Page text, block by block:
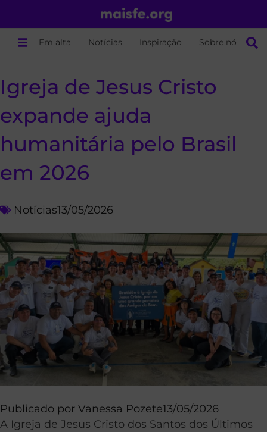
Em alta Notícias Inspiração Sobre nós
Igreja de Jesus Cristo
expande ajuda
humanitária pelo Brasil
em 2026
Notícias13/05/2026
Publicado por Vanessa Pozete13/05/2026
A Igreja de Jesus Cristo dos Santos dos Últimos